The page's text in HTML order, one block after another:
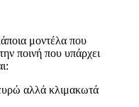
μοντέλα που
ποινή που υπάρχει
αλλά κλιμακωτά